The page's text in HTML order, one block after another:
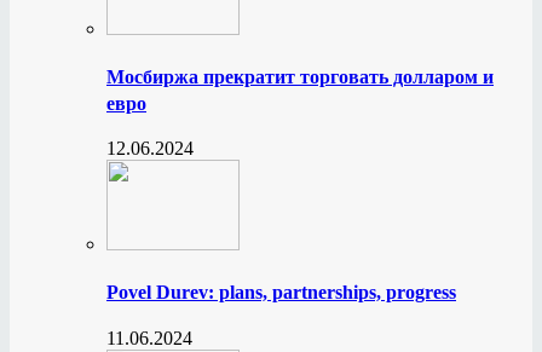
Мосбиржа прекратит торговать долларом и
евро
12.06.2024
Povel Durev: plans, partnerships, progress
11.06.2024